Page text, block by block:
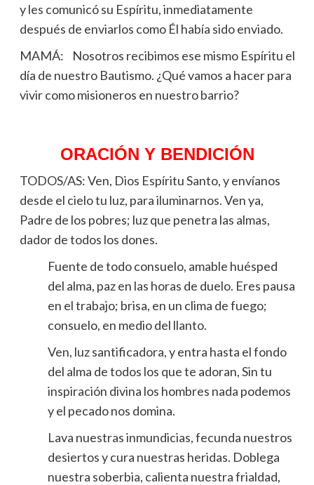
y les comunicó su Espíritu, inmediatamente
después de enviarlos como Él había sido enviado.
MAMÁ: Nosotros recibimos ese mismo Espíritu el
día de nuestro Bautismo. ¿Qué vamos a hacer para
vivir como misioneros en nuestro barrio?
ORACIÓN Y BENDICIÓN
TODOS/AS: Ven, Dios Espíritu Santo, y envíanos
desde el cielo tu luz, para iluminarnos. Ven ya,
Padre de los pobres; luz que penetra las almas,
dador de todos los dones.
Fuente de todo consuelo, amable huésped
del alma, paz en las horas de duelo. Eres pausa
en el trabajo; brisa, en un clima de fuego;
consuelo, en medio del llanto.
Ven, luz santificadora, y entra hasta el fondo
del alma de todos los que te adoran, Sin tu
inspiración divina los hombres nada podemos
y el pecado nos domina.
Lava nuestras inmundicias, fecunda nuestros
desiertos y cura nuestras heridas. Doblega
nuestra soberbia, calienta nuestra frialdad,